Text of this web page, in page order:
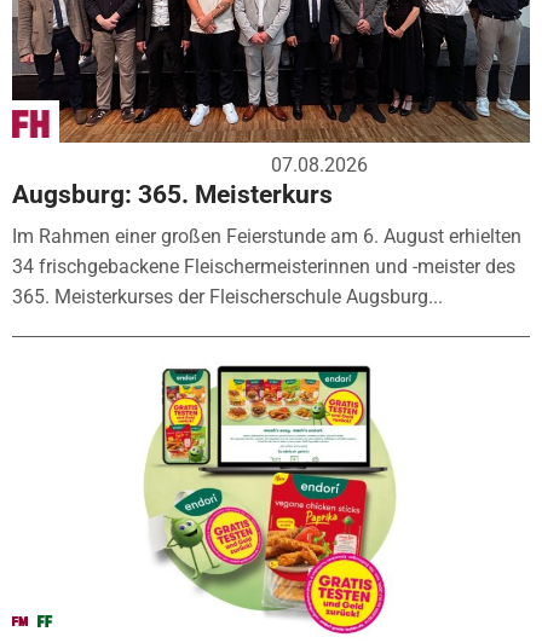
07.08.2026
Augsburg: 365. Meisterkurs
Im Rahmen einer großen Feierstunde am 6. August erhielten
34 frischgebackene Fleischermeisterinnen und -meister des
365. Meisterkurses der Fleischerschule Augsburg...